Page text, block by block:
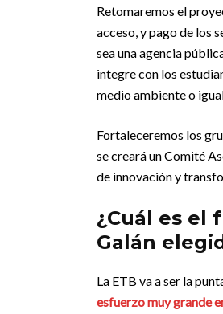
Retomaremos el
acceso, y pago de los
sea una agencia
integre con los
medio ambiente o
Fortaleceremos los
se creará un Comité
de innovación y
¿Cuál es el
Galán
La ETB va a ser la
esfuerzo muy grande